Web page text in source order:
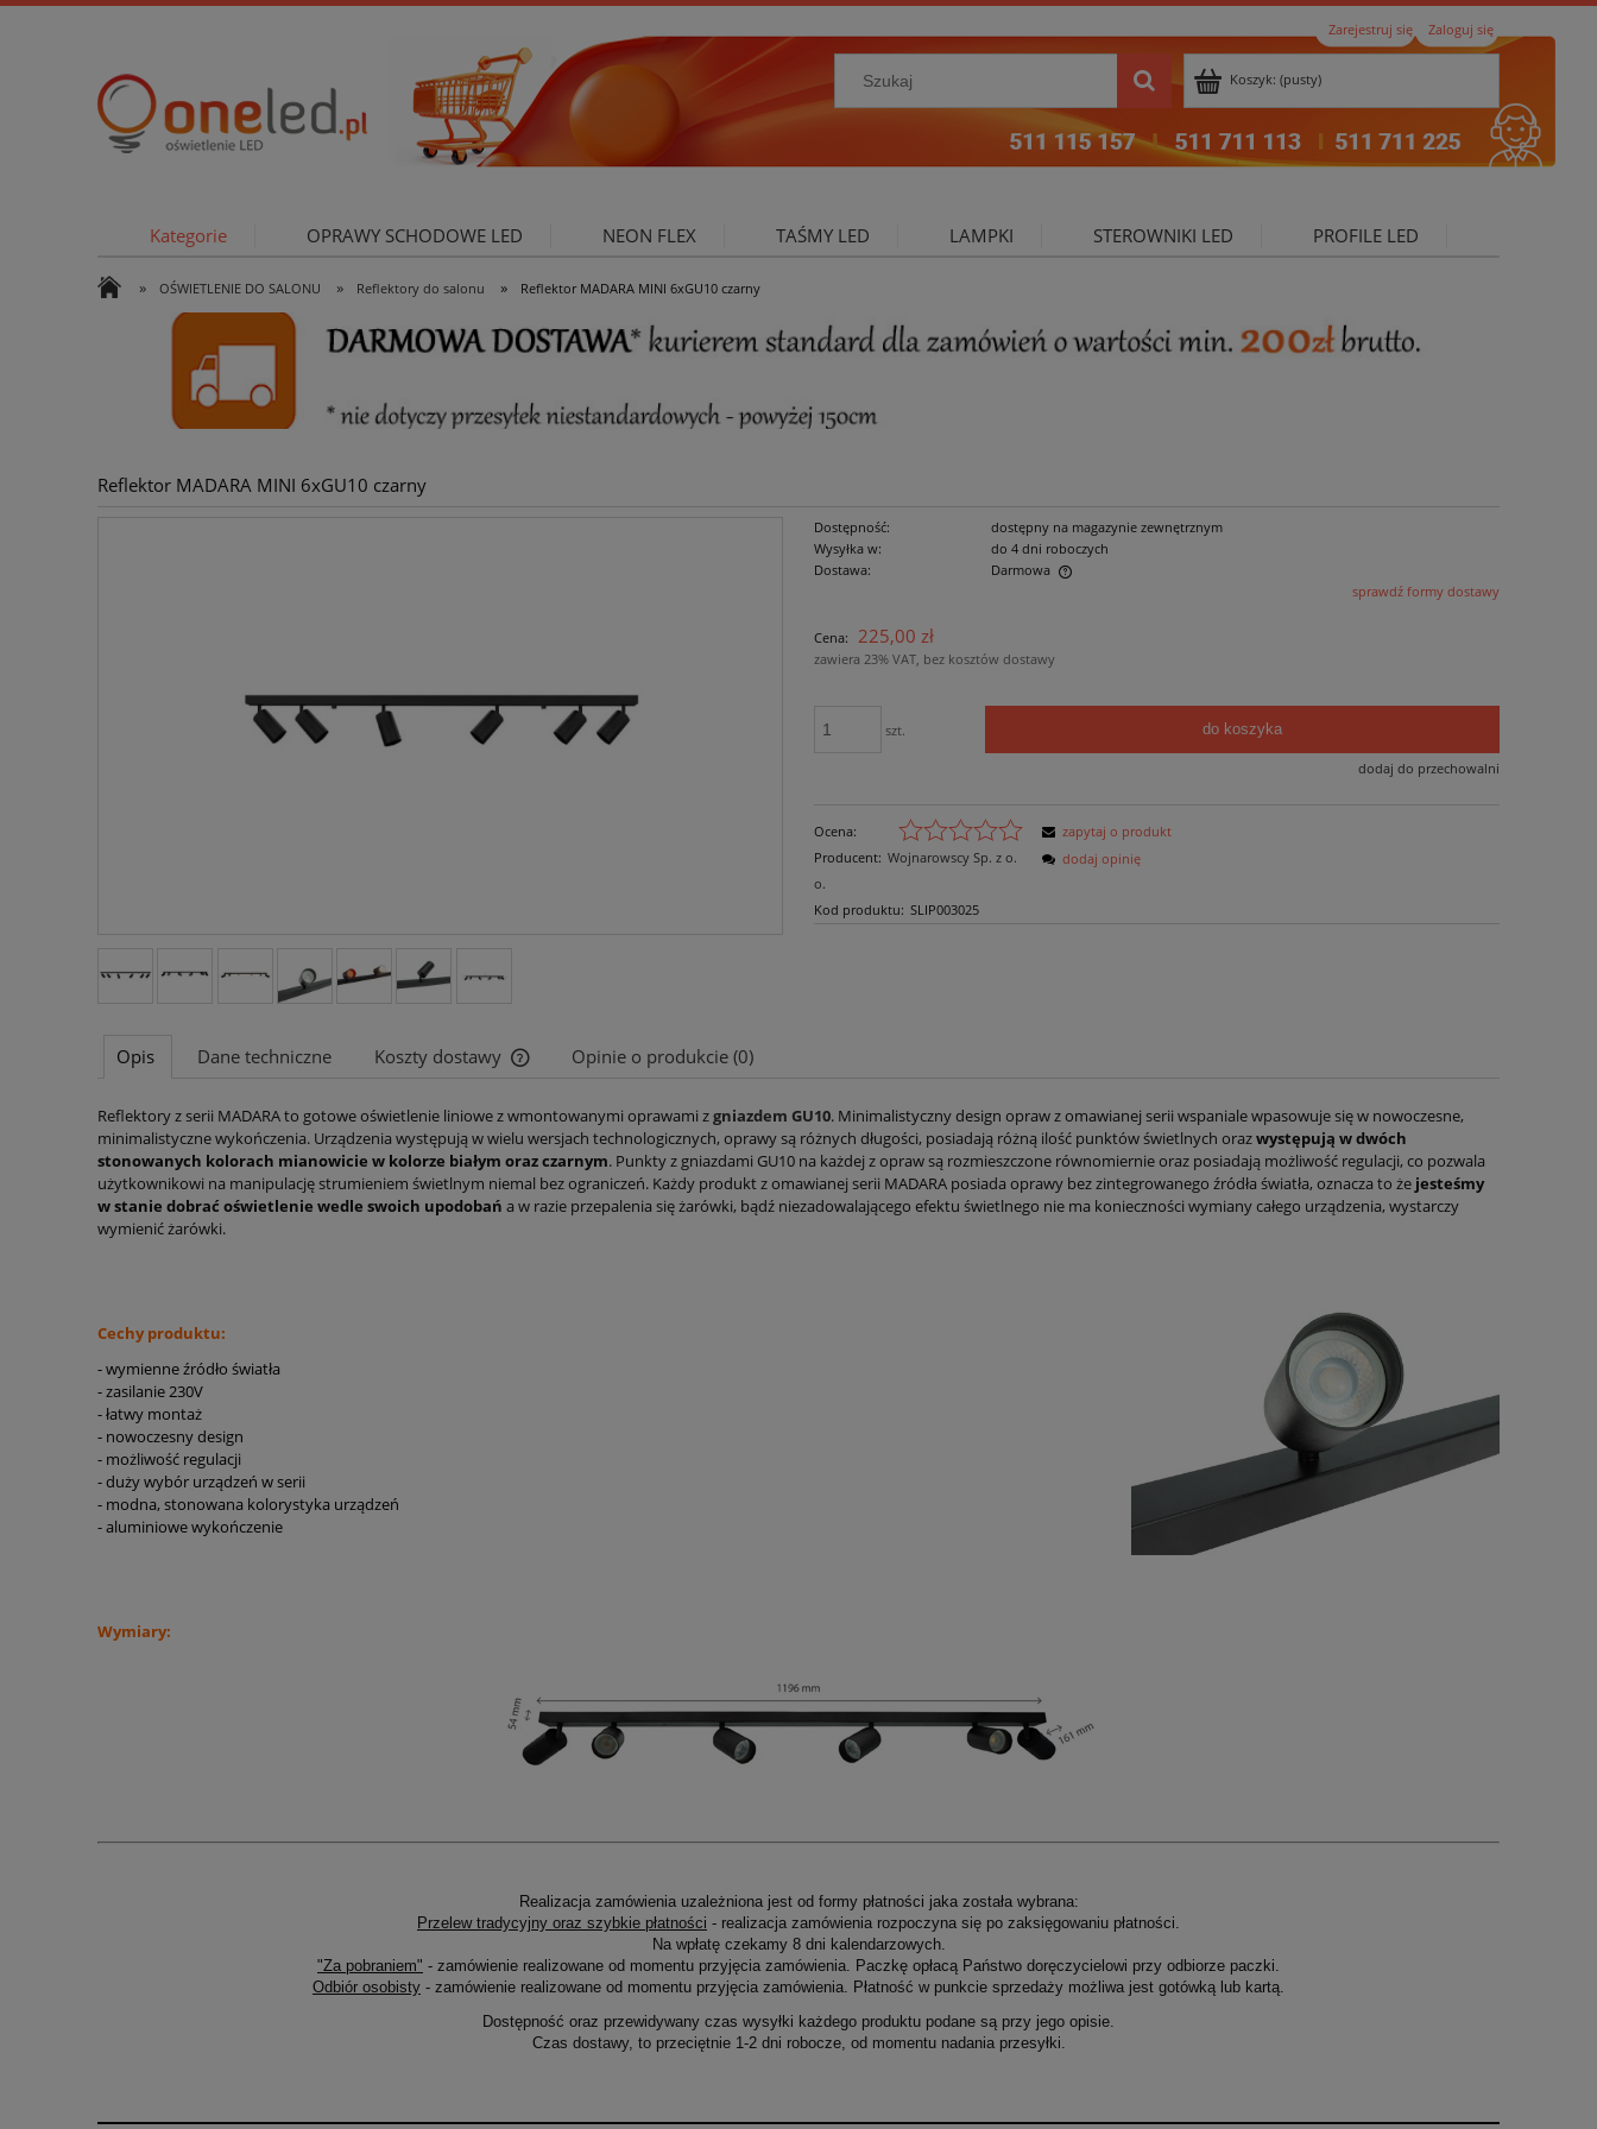
Zarejestruj się Zaloguj się
Koszyk: (pusty)
Kategorie OPRAWY SCHODOWE LED NEON FLEX TAŚMY LED LAMPKI STEROWNIKI LED PROFILE LED
OŚWIETLENIE DO SALONU
» OŚWIETLENIE DO SALONU » Reflektory do salonu » Reflektor MADARA MINI 6xGU10 czarny
Reflektor MADARA MINI 6xGU10 czarny
Dostępność:
dostępny na magazynie zewnętrznym
Wysyłka w:
do 4 dni roboczych
Dostawa:
Darmowa
płatności
sprawdź formy dostawy
Cena: 225,00 zł
zawiera 23% VAT, bez kosztów dostawy
szt. do koszyka
dodaj do przechowalni
Ocena:
Producent: Wojnarowscy Sp. z o.
o.
Kod produktu: SLIP003025
zapytaj o produkt
dodaj opinię
Opis Dane techniczne Koszty dostawy
Cena nie zawiera ewentualnych kosztów
płatności
Opinie o produkcie (0)
Reflektory z serii MADARA to gotowe oświetlenie liniowe z wmontowanymi oprawami zgniazdem GU10. Minimalistyczny design opraw z omawianej serii wspaniale wpasowuje się w nowoczesne,
minimalistyczne wykończenia. Urządzenia występują w wielu wersjach technologicznych, oprawy są różnych długości, posiadają różną ilość punktów świetlnych orazwystępują w dwóch
stonowanych kolorach mianowicie w kolorze białym oraz czarnym. Punkty z gniazdami GU10 na każdej z opraw są rozmieszczone równomiernie oraz posiadają możliwość regulacji, co pozwala
użytkownikowi na manipulację strumieniem świetlnym niemal bez ograniczeń. Każdy produkt z omawianej serii MADARA posiada oprawy bez zintegrowanego źródła światła, oznacza to że jesteśmy
w stanie dobrać oświetlenie wedle swoich upodobań a w razie przepalenia się żarówki, bądź niezadowalającego efektu świetlnego nie ma konieczności wymiany całego urządzenia, wystarczy
wymienić żarówki.
Cechy produktu:
- wymienne źródło światła
- zasilanie 230V
- łatwy montaż
- nowoczesny design
- możliwość regulacji
- duży wybór urządzeń w serii
- modna, stonowana kolorystyka urządzeń
- aluminiowe wykończenie
Wymiary:
Realizacja zamówienia uzależniona jest od formy płatności jaka została wybrana:
Przelew tradycyjny oraz szybkie płatności - realizacja zamówienia rozpoczyna się po zaksięgowaniu płatności.
Na wpłatę czekamy 8 dni kalendarzowych.
"Za pobraniem" - zamówienie realizowane od momentu przyjęcia zamówienia. Paczkę opłacą Państwo doręczycielowi przy odbiorze paczki.
Odbiór osobisty - zamówienie realizowane od momentu przyjęcia zamówienia. Płatność w punkcie sprzedaży możliwa jest gotówką lub kartą.
Dostępność oraz przewidywany czas wysyłki każdego produktu podane są przy jego opisie.
Czas dostawy, to przeciętnie 1-2 dni robocze, od momentu nadania przesyłki.